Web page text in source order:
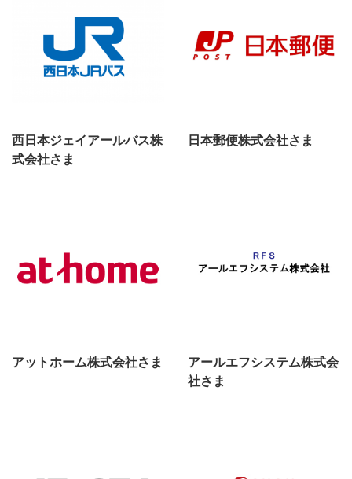
西日本ジェイアールバス株
式会社さま
日本郵便株式会社さま
アットホーム株式会社さま
アールエフシステム株式会
社さま